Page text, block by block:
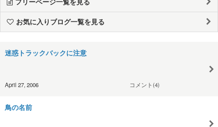
お気に入りブログ一覧を見る
迷惑トラックバックに注意
April 27, 2006 コメント(4)
鳥の名前